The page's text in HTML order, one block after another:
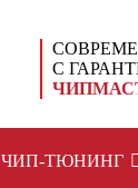
С
ЧИП-ТЮНИНГ